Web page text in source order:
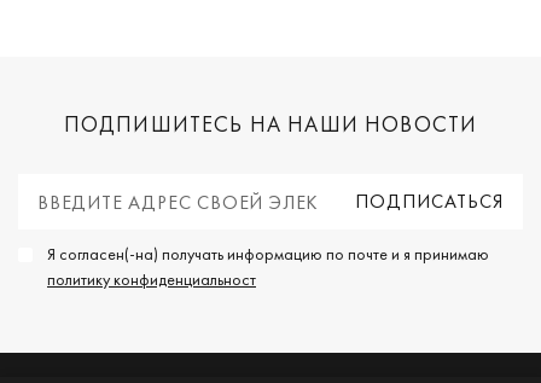
ПОДПИШИТЕСЬ НА НАШИ НОВОСТИ
Я согласен(-на) получать информацию по почте и я принимаю
политику конфиденциальност